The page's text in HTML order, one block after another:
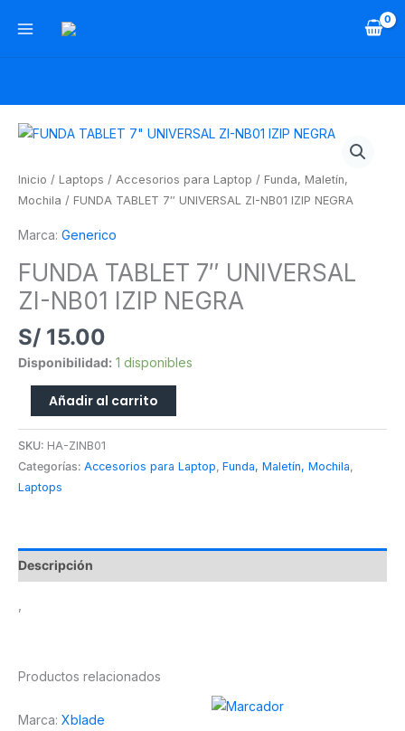
Inicio / Laptops / Accesorios para Laptop / Funda, Maletín,
Mochila / FUNDA TABLET 7″ UNIVERSAL ZI-NB01 IZIP NEGRA
Marca: Generico
FUNDA TABLET 7″ UNIVERSAL
ZI-NB01 IZIP NEGRA
S/ 15.00
Disponibilidad: 1 disponibles
FUNDA
7"
UNIVERSAL
NB01
NEGRA
cantidad
Añadir al carrito
SKU: HA-ZINB01
Categorías: Accesorios para Laptop, Funda, Maletín, Mochila,
Laptops
Descripción
Productos relacionados
Marca: Xblade